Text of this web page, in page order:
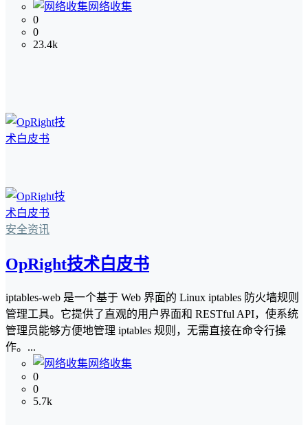
网络收集
0
0
23.4k
安全资讯
OpRight技术白皮书
iptables-web 是一个基于 Web 界面的 Linux iptables 防火墙规则
管理工具。它提供了直观的用户界面和 RESTful API，使系统
管理员能够方便地管理 iptables 规则，无需直接在命令行操
作。...
网络收集
0
0
5.7k